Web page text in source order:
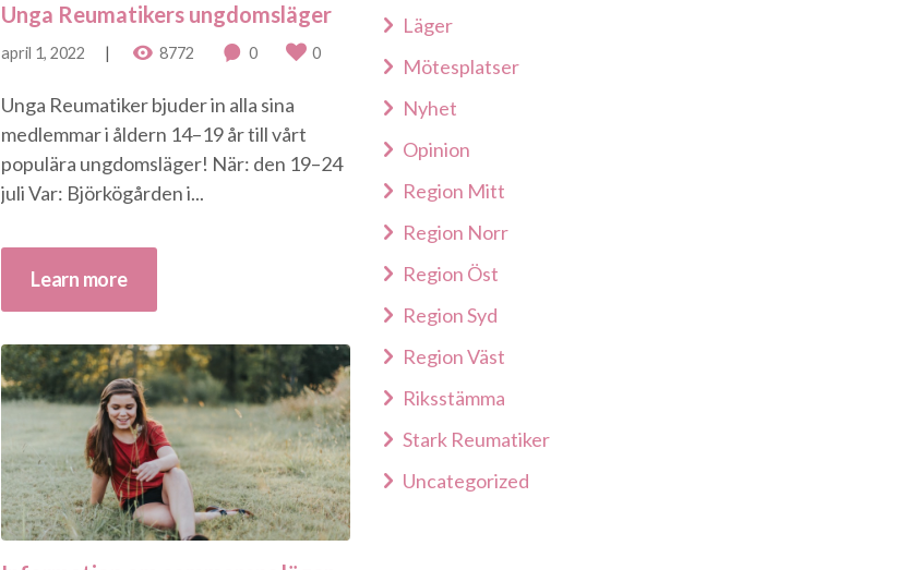
Unga Reumatikers ungdomsläger
april 1, 2022 8772 0 0
Unga Reumatiker bjuder in alla sina
medlemmar i åldern 14–19 år till vårt
populära ungdomsläger! När: den 19–24
juli Var: Björkögården i...
Learn more
Läger
Mötesplatser
Nyhet
Opinion
Region Mitt
Region Norr
Region Öst
Region Syd
Region Väst
Riksstämma
Stark Reumatiker
Uncategorized